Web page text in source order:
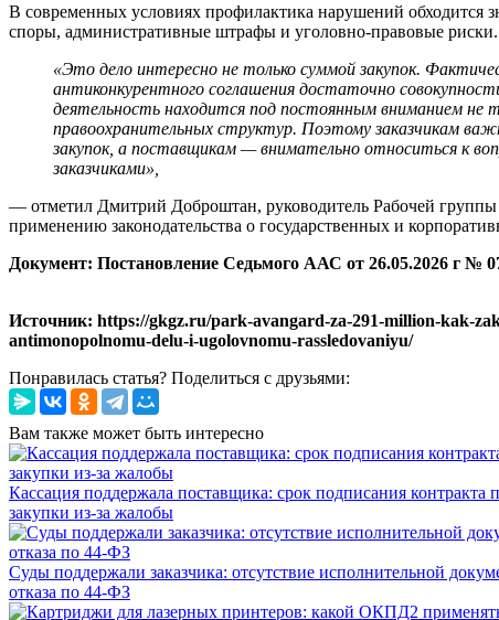
В современных условиях профилактика нарушений обходится
споры, административные штрафы и уголовно-правовые риски.
«Это дело интересно не только суммой закупок.
антиконкурентного соглашения достаточно
деятельность находится под постоянным вниманием не
правоохранительных структур. Поэтому заказчикам
закупок, а поставщикам — внимательно относиться к
заказчиками»,
— отметил Дмитрий Доброштан, руководитель Рабочей
применению законодательства о государственных и
Документ: Постановление Седьмого ААС от 26.05.2026 г №
Источник: https://gkgz.ru/park-avangard-za-291-million-kak-
antimonopolnomu-delu-i-ugolovnomu-rassledovaniyu/
Понравилась статья? Поделиться с друзьями:
Вам также может быть интересно
Кассация поддержала поставщика: срок подписания контракта
закупки из-за жалобы
Суды поддержали заказчика: отсутствие исполнительной
отказа по 44-ФЗ